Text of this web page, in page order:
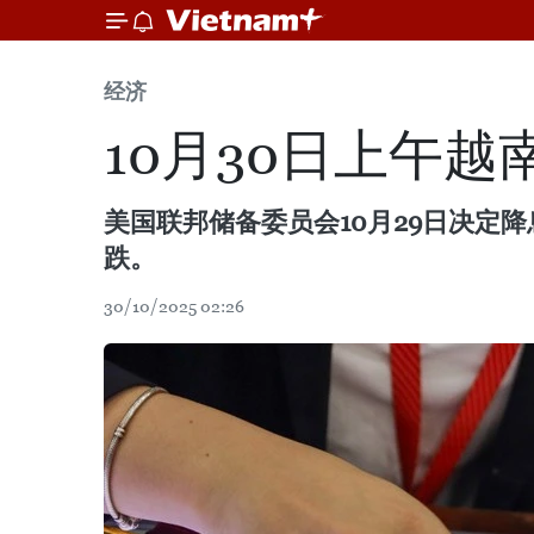
经济
10月30日上午越
美国联邦储备委员会10月29日决定
跌。
30/10/2025 02:26